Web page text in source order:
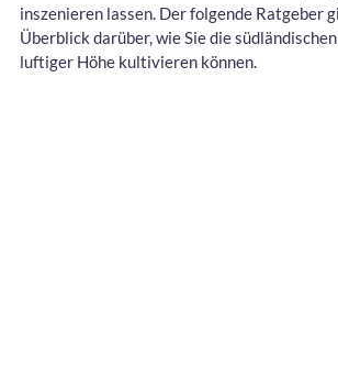
inszenieren lassen. Der folgende Ratgeber
Überblick darüber, wie Sie die
luftiger Höhe kultivieren können.